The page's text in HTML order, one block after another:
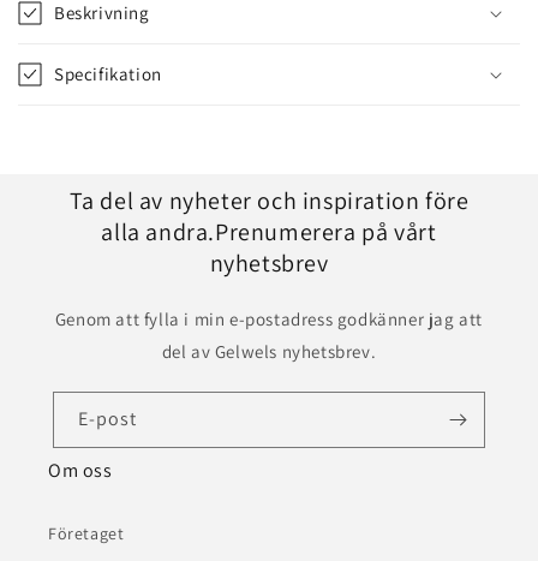
Beskrivning
Specifikation
Ta del av nyheter och inspiration före
alla andra.Prenumerera på vårt
nyhetsbrev
Genom att fylla i min e-postadress godkänner jag att
del av Gelwels nyhetsbrev.
E-post
Om oss
Företaget